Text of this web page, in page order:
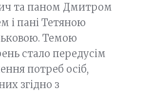
та паном Дмитром
і пані Тетяною
Темою
стало передусім
потреб осіб,
згідно з